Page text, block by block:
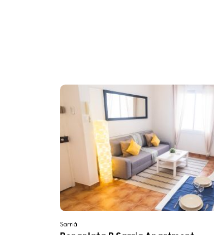
Sarrià